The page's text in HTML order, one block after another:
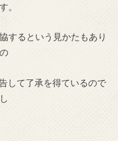
。
するという見かたもあり
して了承を得ているので